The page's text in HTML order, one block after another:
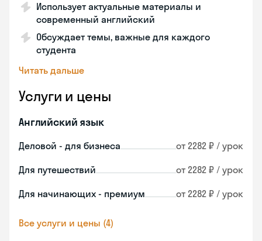
Использует актуальные материалы и
современный английский
Обсуждает темы, важные для каждого
студента
Читать дальше
Услуги и цены
Английский язык
Деловой - для бизнеса от 2282 ₽ / урок
Для путешествий от 2282 ₽ / урок
Для начинающих - премиум от 2282 ₽ / урок
Все услуги и цены (4)